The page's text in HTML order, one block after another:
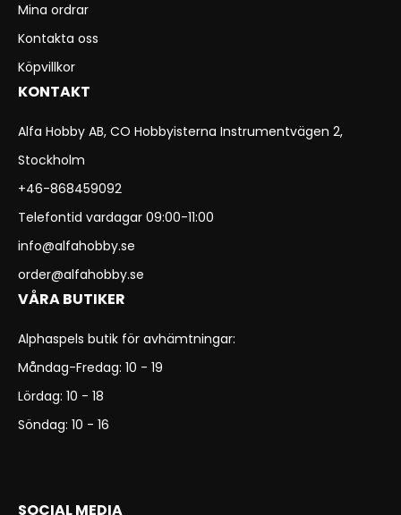
Mina ordrar
Kontakta oss
Köpvillkor
KONTAKT
Alfa Hobby AB, CO Hobbyisterna Instrumentvägen 2,
Stockholm
+46-868459092
Telefontid vardagar 09:00-11:00
info@alfahobby.se
order@alfahobby.se
VÅRA BUTIKER
Alphaspels butik för avhämtningar:
Måndag-Fredag: 10 - 19
Lördag: 10 - 18
Söndag: 10 - 16
SOCIAL MEDIA